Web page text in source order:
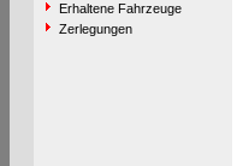
Erhaltene Fahrzeuge
Zerlegungen